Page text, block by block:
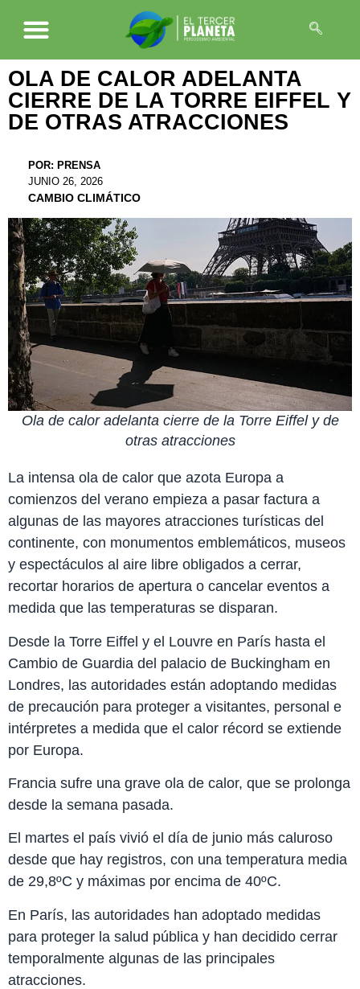
OLA DE CALOR ADELANTA
CIERRE DE LA TORRE EIFFEL Y
DE OTRAS ATRACCIONES
POR: PRENSA
JUNIO 26, 2026
CAMBIO CLIMÁTICO
Ola de calor adelanta cierre de la Torre Eiffel y de
otras atracciones
La intensa ola de calor que azota Europa a
comienzos del verano empieza a pasar factura a
algunas de las mayores atracciones turísticas del
continente, con monumentos emblemáticos, museos
y espectáculos al aire libre obligados a cerrar,
recortar horarios de apertura o cancelar eventos a
medida que las temperaturas se disparan.
Desde la Torre Eiffel y el Louvre en París hasta el
Cambio de Guardia del palacio de Buckingham en
Londres, las autoridades están adoptando medidas
de precaución para proteger a visitantes, personal e
intérpretes a medida que el calor récord se extiende
por Europa.
Francia sufre una grave ola de calor, que se prolonga
desde la semana pasada.
El martes el país vivió el día de junio más caluroso
desde que hay registros, con una temperatura media
de 29,8ºC y máximas por encima de 40ºC.
En París, las autoridades han adoptado medidas
para proteger la salud pública y han decidido cerrar
temporalmente algunas de las principales
atracciones.